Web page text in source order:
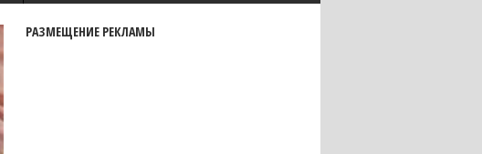
РАЗМЕЩЕНИЕ РЕКЛАМЫ